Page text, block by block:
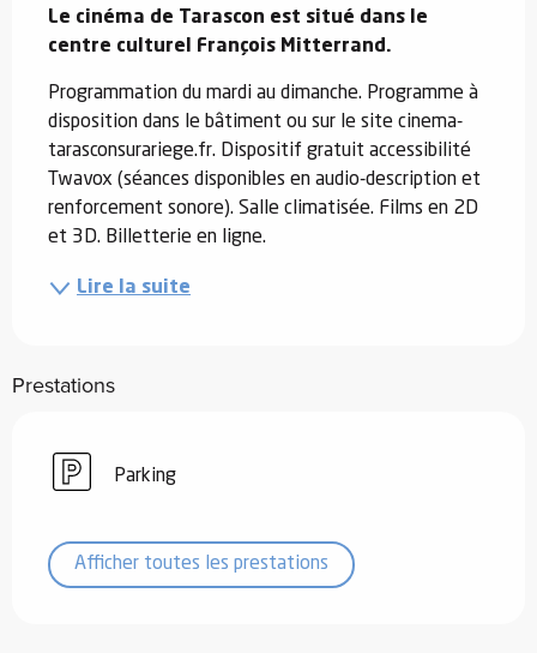
Le cinéma de Tarascon est situé dans le
centre culturel François Mitterrand.
Programmation du mardi au dimanche. Programme à
disposition dans le bâtiment ou sur le site cinema-
tarasconsurariege.fr. Dispositif gratuit accessibilité
Twavox (séances disponibles en audio-description et
renforcement sonore). Salle climatisée. Films en 2D
et 3D. Billetterie en ligne.
Lire la suite
Prestations
Parking
Afficher toutes les prestations